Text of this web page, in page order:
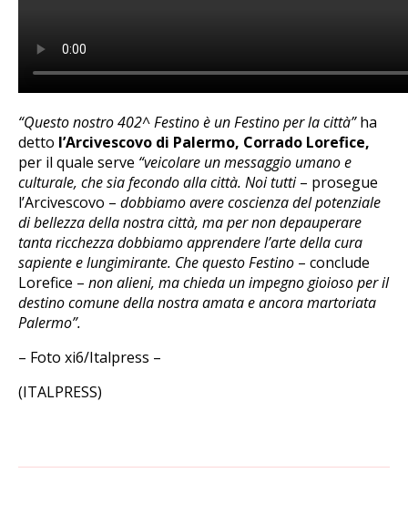
“Questo nostro 402^ Festino è un Festino per la città”ha
detto l’Arcivescovo di Palermo, Corrado Lorefice,
per il quale serve “veicolare un messaggio umano e
culturale, che sia fecondo alla città. Noi tutti– prosegue
l’Arcivescovo – dobbiamo avere coscienza del potenziale
di bellezza della nostra città, ma per non depauperare
tanta ricchezza dobbiamo apprendere l’arte della cura
sapiente e lungimirante. Che questo Festino – conclude
Lorefice – non alieni, ma chieda un impegno gioioso per il
destino comune della nostra amata e ancora martoriata
Palermo”.
– Foto xi6/Italpress –
(ITALPRESS)